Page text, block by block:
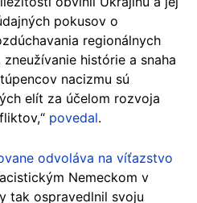
pokusov o
regionálnych
histórie a snaha
nacizmu sú
elít za účelom rozvoja
povedal.
odvoláva na víťazstvo
Nemeckom v
tak ospravedlnil svoju